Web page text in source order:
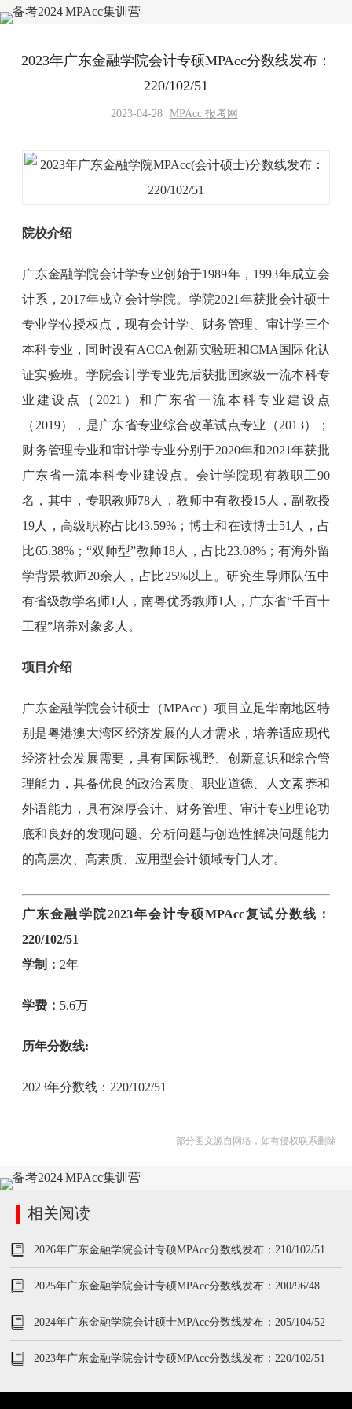
2023年广东金融学院会计专硕MPAcc分数线发布：
220/102/51
2023-04-28 MPAcc 报考网
院校介绍
广东金融学院会计学专业创始于1989年，1993年成立会
计系，2017年成立会计学院。学院2021年获批会计硕士
专业学位授权点，现有会计学、财务管理、审计学三个
本科专业，同时设有ACCA创新实验班和CMA国际化认
证实验班。学院会计学专业先后获批国家级一流本科专
业建设点（2021）和广东省一流本科专业建设点
（2019），是广东省专业综合改革试点专业（2013）；
财务管理专业和审计学专业分别于2020年和2021年获批
广东省一流本科专业建设点。会计学院现有教职工90
名，其中，专职教师78人，教师中有教授15人，副教授
19人，高级职称占比43.59%；博士和在读博士51人，占
比65.38%；“双师型”教师18人，占比23.08%；有海外留
学背景教师20余人，占比25%以上。研究生导师队伍中
有省级教学名师1人，南粤优秀教师1人，广东省“千百十
工程”培养对象多人。
项目介绍
广东金融学院会计硕士（MPAcc）项目立足华南地区特
别是粤港澳大湾区经济发展的人才需求，培养适应现代
经济社会发展需要，具有国际视野、创新意识和综合管
理能力，具备优良的政治素质、职业道德、人文素养和
外语能力，具有深厚会计、财务管理、审计专业理论功
底和良好的发现问题、分析问题与创造性解决问题能力
的高层次、高素质、应用型会计领域专门人才。
广东金融学院2023年会计专硕MPAcc复试分数线：
220/102/51
学制： 2年
学费： 5.6万
历年分数线:
2023年分数线：220/102/51
部分图文源自网络，如有侵权联系删除
相关阅读
2026年广东金融学院会计专硕MPAcc分数线发布：210/102/51
2025年广东金融学院会计专硕MPAcc分数线发布：200/96/48
2024年广东金融学院会计硕士MPAcc分数线发布：205/104/52
2023年广东金融学院会计专硕MPAcc分数线发布：220/102/51